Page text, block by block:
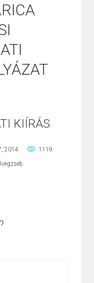
KIÍRÁS
2014 1119